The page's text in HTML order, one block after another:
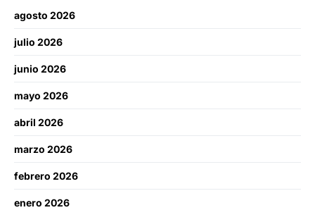
agosto 2026
julio 2026
junio 2026
mayo 2026
abril 2026
marzo 2026
febrero 2026
enero 2026